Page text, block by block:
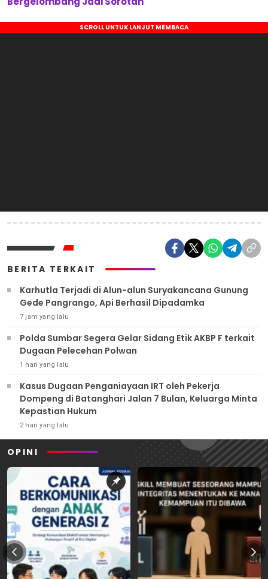
BERITA TERKAIT
Karhutla Terjadi di Alun-alun Suryakancana Gunung
Gede Pangrango, Api Berhasil Dipadamka
7 jam yang lalu
Polda Sumbar Segera Gelar Sidang Etik AKBP F terkait
Dugaan Pelecehan Polwan
1 hari yang lalu
Kasus Dugaan Penganiayaan IRT oleh Pekerja
Dompeng di Batanghari Jalan 7 Bulan, Keluarga Minta
Kepastian Hukum
2 hari yang lalu
OPINI